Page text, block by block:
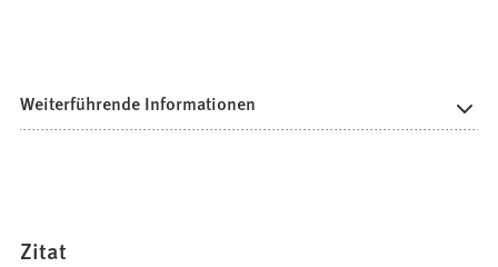
Weiterführende Informationen
Zitat